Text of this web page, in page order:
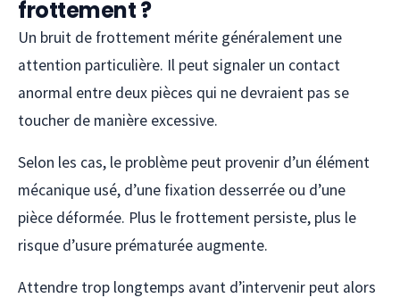
frottement ?
Un bruit de frottement mérite généralement une
attention particulière. Il peut signaler un contact
anormal entre deux pièces qui ne devraient pas se
toucher de manière excessive.
Selon les cas, le problème peut provenir d’un élément
mécanique usé, d’une fixation desserrée ou d’une
pièce déformée. Plus le frottement persiste, plus le
risque d’usure prématurée augmente.
Attendre trop longtemps avant d’intervenir peut alors